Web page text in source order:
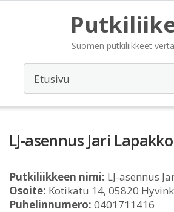
Suomen putkiliikkeet
LJ-asennus Jari Lapakko
Putkiliikkeen nimi: LJ-asennus
Osoite: Kotikatu 14, 05820
Puhelinnumero: 0401711416